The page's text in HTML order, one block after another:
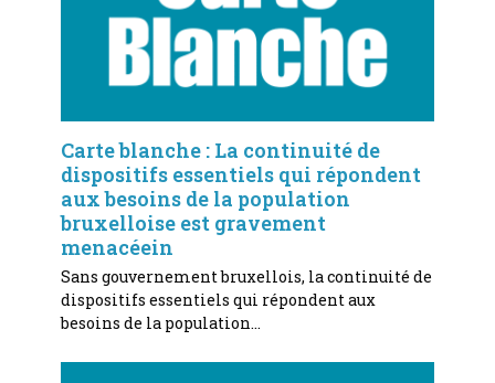
Carte blanche : La continuité de
dispositifs essentiels qui répondent
aux besoins de la population
bruxelloise est gravement
menacéein
Sans gouvernement bruxellois, la continuité de
dispositifs essentiels qui répondent aux
besoins de la population…